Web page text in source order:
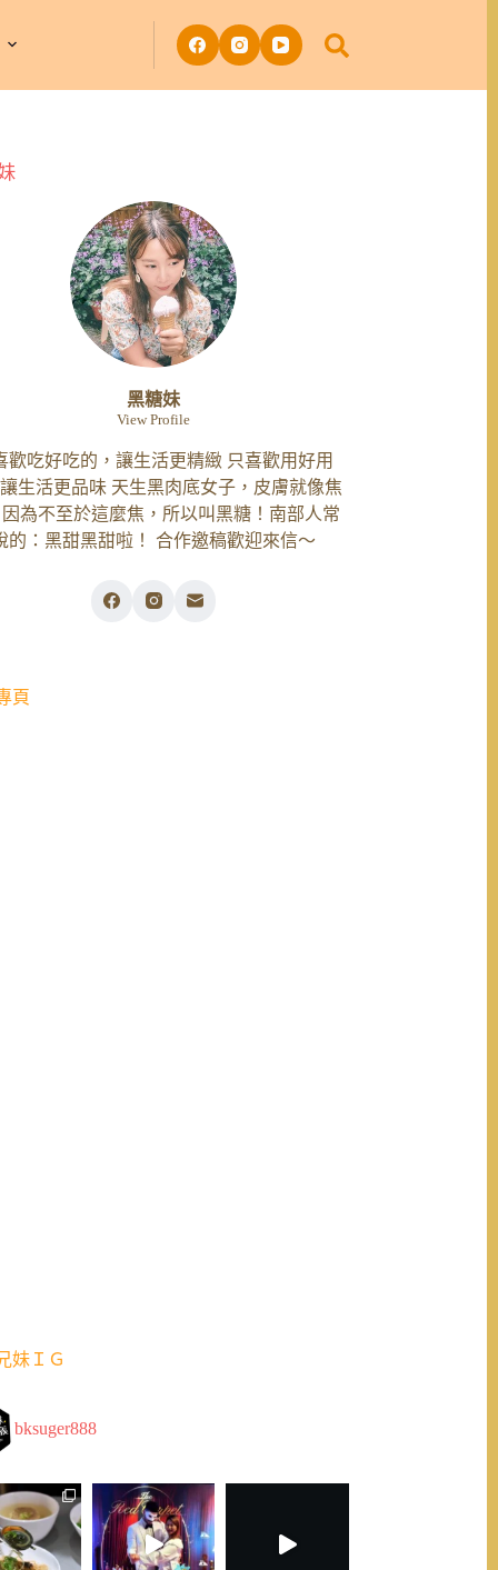
黑糖妹
View Profile
歡吃好吃的，讓生活更精緻 只喜歡用好用
生活更品味 天生黑肉底女子，皮膚就像焦
為不至於這麼焦，所以叫黑糖！南部人常
的：黑甜黑甜啦！ 合作邀稿歡迎來信～
頁
妹ＩＧ
bksuger888